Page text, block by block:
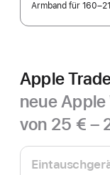
Armband für
Apple
neue
von 25 € –
Apple
Trade In.